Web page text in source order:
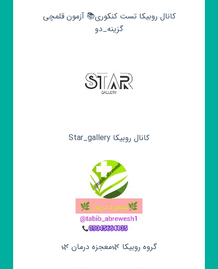
کانال روبیکا تست کنکوری📚 آزمون قلمچی‌‌
گزینه_دو
کانال روبیکا Star_gallery
گروه روبیکا 🌿معجزه درمان 🌿